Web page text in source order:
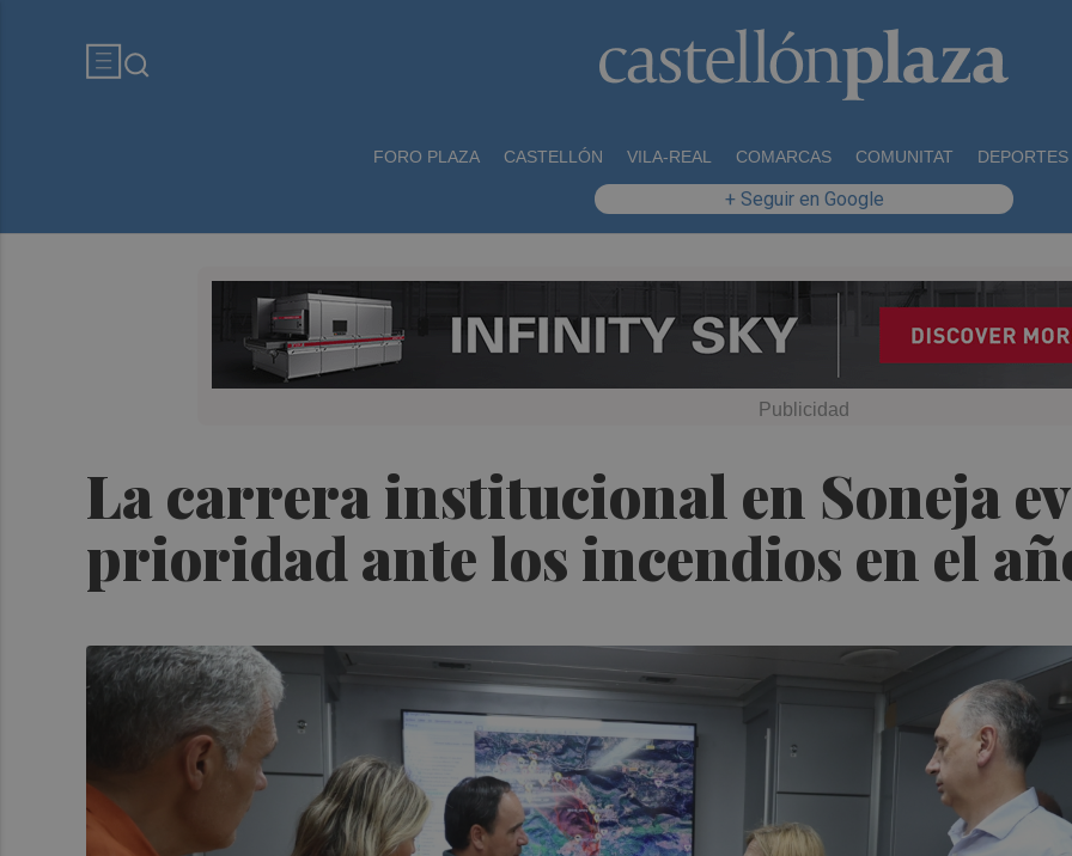
FORO PLAZA CASTELLÓN VILA-REAL COMARCAS COMUNITAT DEPORTES
+ Seguir en Google
La carrera institucional en Soneja
prioridad ante los incendios en el